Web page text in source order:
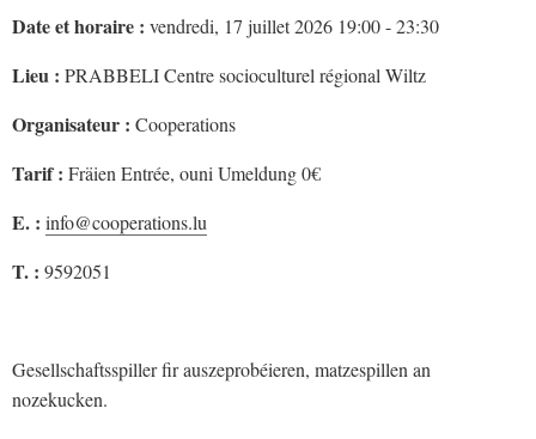
Date et horaire : vendredi, 17 juillet 2026 19:00 - 23:30
Lieu : PRABBELI Centre socioculturel régional Wiltz
Organisateur : Cooperations
Tarif : Fräien Entrée, ouni Umeldung 0€
E. : info@cooperations.lu
T. : 9592051
Gesellschaftsspiller fir auszeprobéieren, matzespillen an
nozekucken.